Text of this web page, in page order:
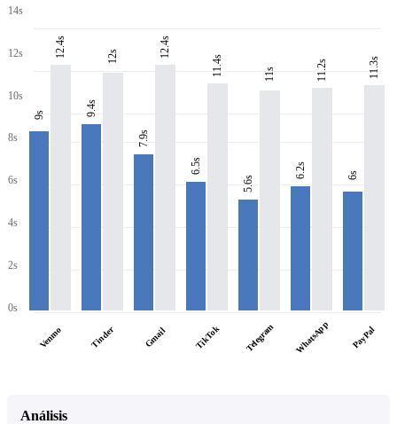
14s
12s
10s
8s
6s
4s
2s
0s
9s
12.4s
Venmo
9.4s
12s
Tinder
7.9s
12.4s
Gmail
6.5s
11.4s
TikTok
5.6s
11s
Telegram
6.2s
11.2s
WhatsApp
6s
11.3s
PayPal
Análisis